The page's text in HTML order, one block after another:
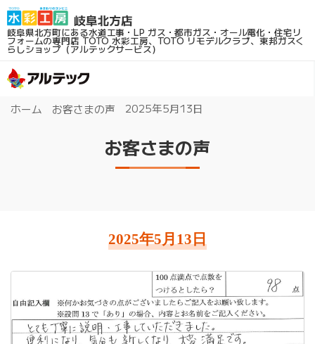
岐阜県北方町にある水道工事・LP ガス・都市ガス・オール電化・住宅リ
フォームの専門店TOTO 水彩工房、TOTO リモデルクラブ、東邦ガスく
らしショップ（アルテックサービス）
ホーム お客さまの声 2025年5月13日
お客さまの声
2025年5月13日